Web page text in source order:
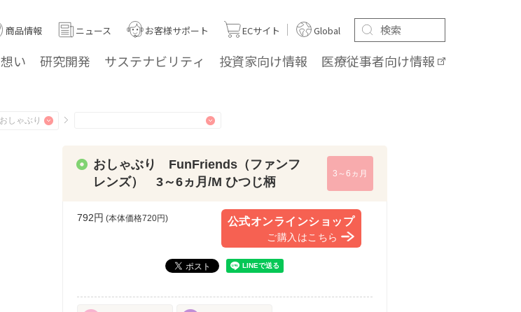
想い 研究開発 サステナビリティ 投資家向け情報 医療従事者向け情報
商品情報 ニュース お客様サポート ECサイト Global
おしゃぶり FunFriends（ファンフ
レンズ） 3～6ヵ月/M ひつじ柄
3～6ヵ月
792円 (本体価格720円) 公式オンラインショップ
ご購入はこちら